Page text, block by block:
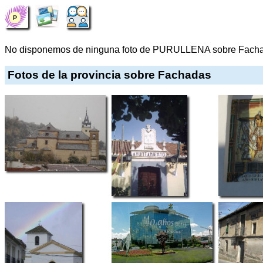
No disponemos de ninguna foto de PURULLENA sobre
Fotos de la provincia sobre Fachadas